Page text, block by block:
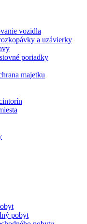
vozidla
a uzávierky
poriadky
majetku
pobyt